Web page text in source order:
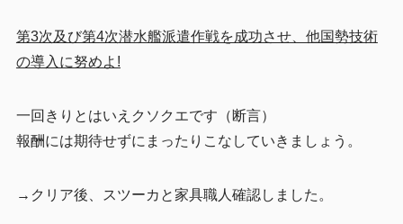
第3次及び第4次潜水艦派遣作戦を成功させ、他国勢技術
の導入に努めよ!
一回きりとはいえクソクエです（断言）
報酬には期待せずにまったりこなしていきましょう。
→クリア後、スツーカと家具職人確認しました。